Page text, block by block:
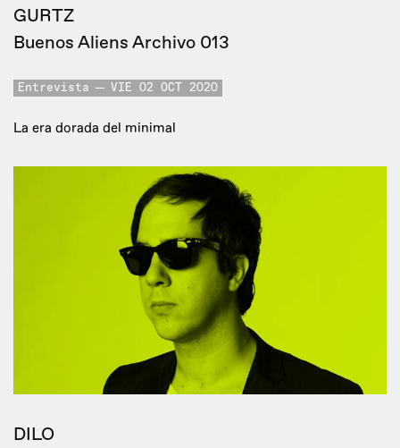
GURTZ
Buenos Aliens Archivo 013
Entrevista VIE 02 OCT 2020
La era dorada del minimal
DILO